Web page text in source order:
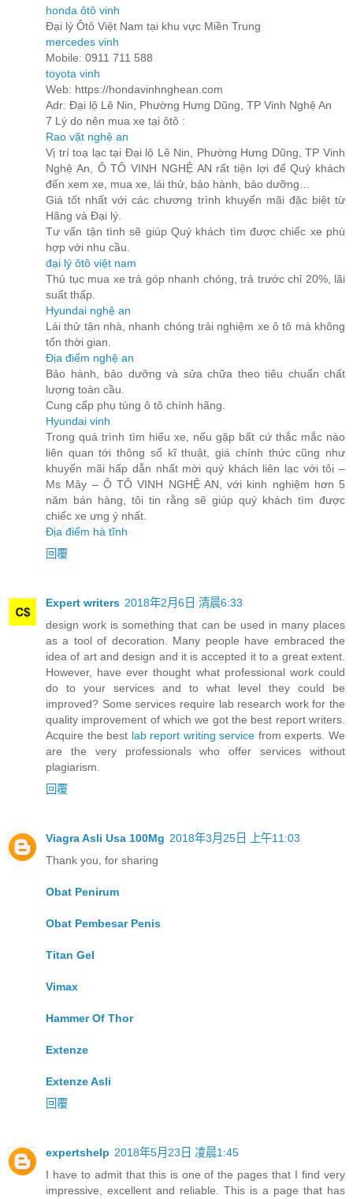
honda ôtô vinh
Đại lý Ôtô Việt Nam tại khu vực Miền Trung
mercedes vinh
Mobile: 0911 711 588
toyota vinh
Web: https://hondavinhnghean.com
Adr: Đại lộ Lê Nin, Phường Hưng Dũng, TP Vinh Nghệ An
7 Lý do nên mua xe tại ôtô :
Rao vặt nghệ an
Vị trí toạ lạc tại Đại lộ Lê Nin, Phường Hưng Dũng, TP Vinh
Nghệ An, Ô TÔ VINH NGHỆ AN rất tiện lợi để Quý khách
đến xem xe, mua xe, lái thử, bảo hành, bảo dưỡng…
Giá tốt nhất với các chương trình khuyến mãi đặc biệt từ
Hãng và Đại lý.
Tư vấn tận tình sẽ giúp Quý khách tìm được chiếc xe phù
hợp với nhu cầu.
đại lý ôtô việt nam
Thủ tục mua xe trả góp nhanh chóng, trả trước chỉ 20%, lãi
suất thấp.
Hyundai nghệ an
Lái thử tận nhà, nhanh chóng trải nghiệm xe ô tô mà không
tốn thời gian.
Địa điểm nghệ an
Bảo hành, bảo dưỡng và sửa chữa theo tiêu chuẩn chất
lượng toàn cầu.
Cung cấp phụ tùng ô tô chính hãng.
Hyundai vinh
Trong quá trình tìm hiểu xe, nếu gặp bất cứ thắc mắc nào
liên quan tới thông số kĩ thuật, giá chính thức cũng như
khuyến mãi hấp dẫn nhất mời quý khách liên lạc với tôi –
Ms Mây – Ô TÔ VINH NGHỆ AN, với kinh nghiệm hơn 5
năm bán hàng, tôi tin rằng sẽ giúp quý khách tìm được
chiếc xe ưng ý nhất.
Địa điểm hà tĩnh
回覆
Expert writers 2018年2月6日 清晨6:33
design work is something that can be used in many places
as a tool of decoration. Many people have embraced the
idea of art and design and it is accepted it to a great extent.
However, have ever thought what professional work could
do to your services and to what level they could be
improved? Some services require lab research work for the
quality improvement of which we got the best report writers.
Acquire the best lab report writing service from experts. We
are the very professionals who offer services without
plagiarism.
回覆
Viagra Asli Usa 100Mg 2018年3月25日 上午11:03
Thank you, for sharing
Obat Penirum
Obat Pembesar Penis
Titan Gel
Vimax
Hammer Of Thor
Extenze
Extenze Asli
回覆
expertshelp 2018年5月23日 凌晨1:45
I have to admit that this is one of the pages that I find very
impressive, excellent and reliable. This is a page that has